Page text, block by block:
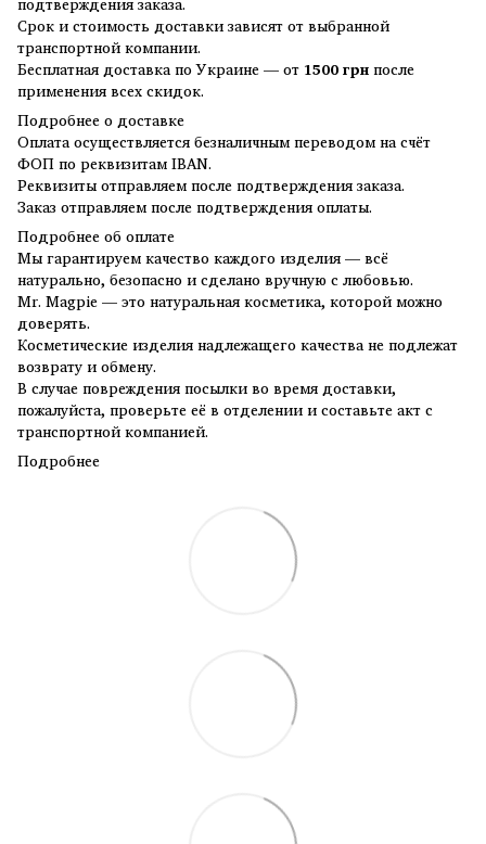
Срок и стоимость доставки зависят от выбранной
транспортной компании.
Бесплатная доставка по Украине — от 1500 грнпосле
применения всех скидок.
Подробнее о доставке
Оплата осуществляется безналичным переводом на счёт
ФОП по реквизитам IBAN.
Реквизиты отправляем после подтверждения заказа.
Заказ отправляем после подтверждения оплаты.
Подробнее об оплате
Мы гарантируем качество каждого изделия — всё
натурально, безопасно и сделано вручную с любовью.
Mr. Magpie — это натуральная косметика, которой можно
доверять.
Косметические изделия надлежащего качества не подлежат
возврату и обмену.
В случае повреждения посылки во время доставки,
пожалуйста, проверьте её в отделении и составьте акт с
транспортной компанией.
Подробнее